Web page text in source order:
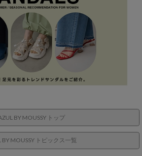
BY MOUSSY トップ
BY MOUSSY トピックス一覧